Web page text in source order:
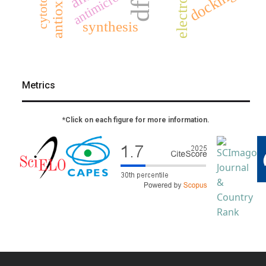
dft
synthesis
Metrics
*Click on each figure for more information.